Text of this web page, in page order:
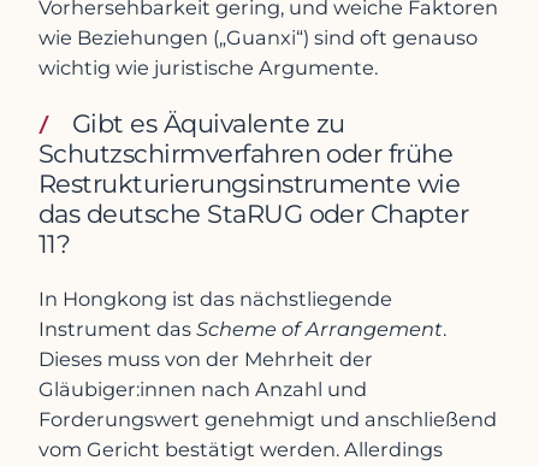
Vorhersehbarkeit gering, und weiche Faktoren
wie Beziehungen („Guanxi“) sind oft genauso
wichtig wie juristische Argumente.
Gibt es Äquivalente zu
Schutzschirmverfahren oder frühe
Restrukturierungsinstrumente wie
das deutsche StaRUG oder Chapter
11?
In Hongkong ist das nächstliegende
Instrument das Scheme of Arrangement.
Dieses muss von der Mehrheit der
Gläubiger:innen nach Anzahl und
Forderungswert genehmigt und anschließend
vom Gericht bestätigt werden. Allerdings